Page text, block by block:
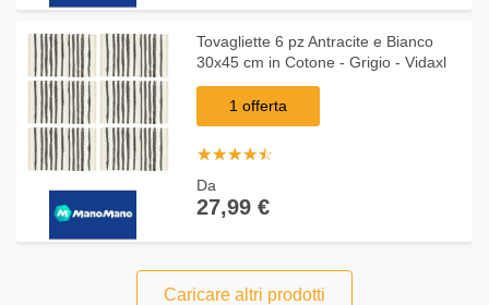
Tovagliette 6 pz Antracite e Bianco
30x45 cm in Cotone - Grigio - Vidaxl
1 offerta
☆☆☆☆☆
★★★★★
Da
27,99 €
Caricare altri prodotti